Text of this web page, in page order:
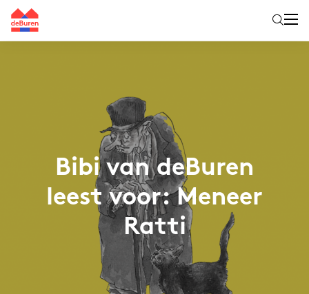
Bibi van deBuren
leest voor: Meneer
Ratti